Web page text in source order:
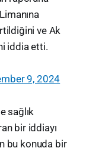
ve Ak
iddia etti.
9, 2024
sağlık
bir iddiayı
bu konuda bir